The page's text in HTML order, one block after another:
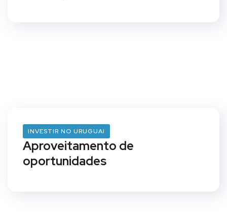
INVESTIR NO URUGUAI
Aproveitamento de
oportunidades